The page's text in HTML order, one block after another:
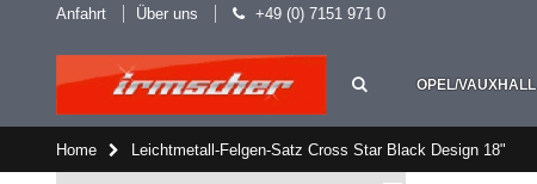
Anfahrt Über uns +49 (0) 7151 971 0
OPEL/VAUXHALL
Home Leichtmetall-Felgen-Satz Cross Star Black Design 18"